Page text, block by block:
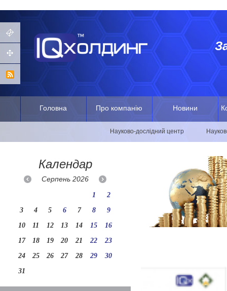
Головна Про компанію Новини
Науково-дослідний центр
Календар
Серпень2026
1
2
3
4 5 6 7 8
9
10
11 12 13 14 15
16
17
18 19 20 21 22
23
24
25 26 27 28 29
30
31